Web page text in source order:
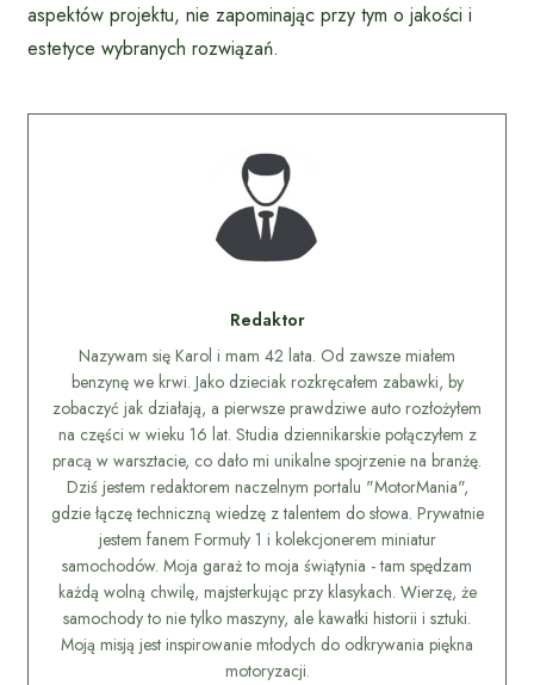
aspektów projektu, nie zapominając przy tym o jakości i
estetyce wybranych rozwiązań.
Redaktor
Nazywam się Karol i mam 42 lata. Od zawsze miałem
benzynę we krwi. Jako dzieciak rozkręcałem zabawki, by
zobaczyć jak działają, a pierwsze prawdziwe auto rozłożyłem
na części w wieku 16 lat. Studia dziennikarskie połączyłem z
pracą w warsztacie, co dało mi unikalne spojrzenie na branżę.
Dziś jestem redaktorem naczelnym portalu "MotorMania",
gdzie łączę techniczną wiedzę z talentem do słowa. Prywatnie
jestem fanem Formuły 1 i kolekcjonerem miniatur
samochodów. Moja garaż to moja świątynia - tam spędzam
każdą wolną chwilę, majsterkując przy klasykach. Wierzę, że
samochody to nie tylko maszyny, ale kawałki historii i sztuki.
Moją misją jest inspirowanie młodych do odkrywania piękna
motoryzacji.